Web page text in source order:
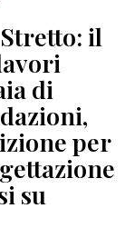
il
di
per
su